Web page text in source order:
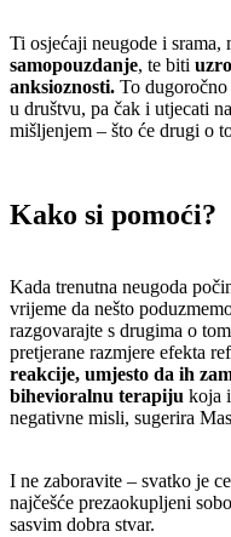
Ti osjećaji neugode i srama,
samopouzdanje, te biti
anksioznosti. To dugoročno
u društvu, pa čak i utjecati
mišljenjem – što će drugi o
Kako si pomoći?
Kada trenutna neugoda
vrijeme da nešto
razgovarajte s drugima o
pretjerane razmjere efekta
reakcije, umjesto da ih
bihevioralnu terapiju koja
negativne misli, sugerira
I ne zaboravite – svatko je
najčešće prezaokupljeni
sasvim dobra stvar.